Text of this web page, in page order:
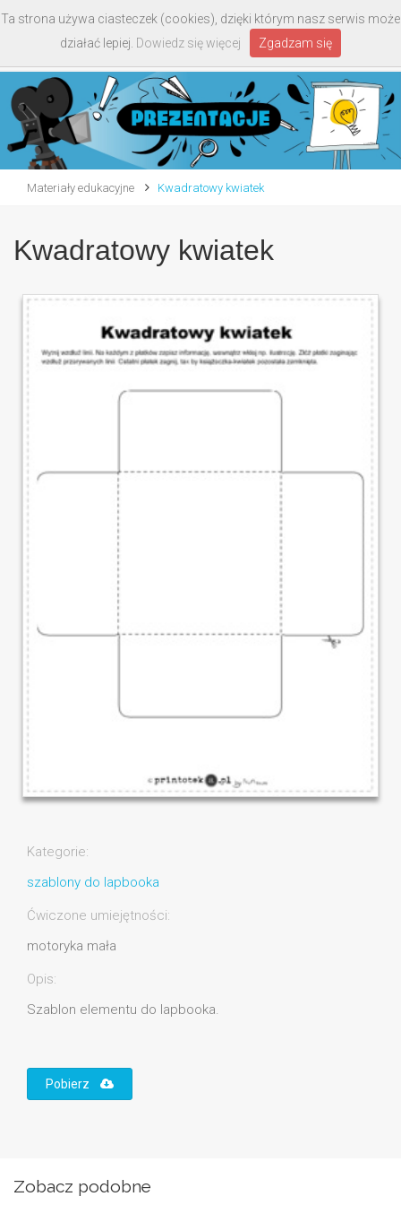
Materiały edukacyjne Kwadratowy kwiatek
Kwadratowy kwiatek
Kategorie:
szablony do lapbooka
Ćwiczone umiejętności:
motoryka mała
Opis:
Szablon elementu do lapbooka.
Pobierz
Zobacz podobne
Ta strona używa ciasteczek (cookies), dzięki którym nasz serwis może
działać lepiej. Dowiedz się więcej Zgadzam się